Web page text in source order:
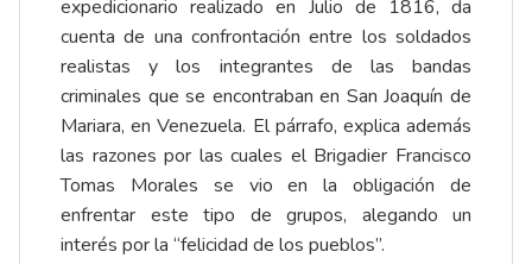
expedicionario realizado en Julio de 1816, da
cuenta de una confrontación entre los soldados
realistas y los integrantes de las bandas
criminales que se encontraban en San Joaquín de
Mariara, en Venezuela. El párrafo, explica además
las razones por las cuales el Brigadier Francisco
Tomas Morales se vio en la obligación de
enfrentar este tipo de grupos, alegando un
interés por la “felicidad de los pueblos”.